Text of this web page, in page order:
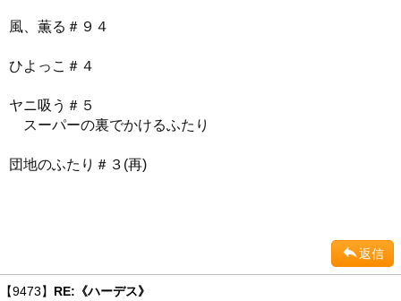
風、薫る＃９４
ひよっこ＃４
ヤニ吸う＃５
スーパーの裏でかけるふたり
団地のふたり＃３(再)
返信
【9473】 RE:《ハーデス》